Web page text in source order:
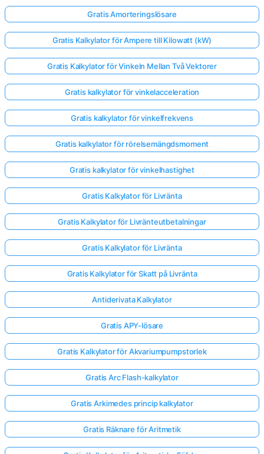
Gratis Amorteringslösare
Gratis Kalkylator för Ampere till Kilowatt (kW)
Gratis Kalkylator för Vinkeln Mellan Två Vektorer
Gratis kalkylator för vinkelacceleration
Gratis kalkylator för vinkelfrekvens
Gratis kalkylator för rörelsemängdsmoment
Gratis kalkylator för vinkelhastighet
Gratis Kalkylator för Livränta
Gratis Kalkylator för Livränteutbetalningar
Gratis Kalkylator för Livränta
Gratis Kalkylator för Skatt på Livränta
Antiderivata Kalkylator
Gratis APY-lösare
Gratis Kalkylator för Akvariumpumpstorlek
Gratis Arc Flash-kalkylator
Gratis Arkimedes princip kalkylator
Gratis Räknare för Aritmetik